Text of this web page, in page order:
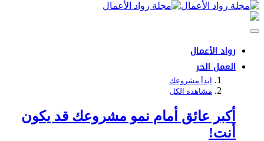
رواد الأعمال
العمل الحر
ابدأ مشروعك
مشاهدة الكل
أكبر عائق أمام نمو مشروعك قد يكون
أنت!